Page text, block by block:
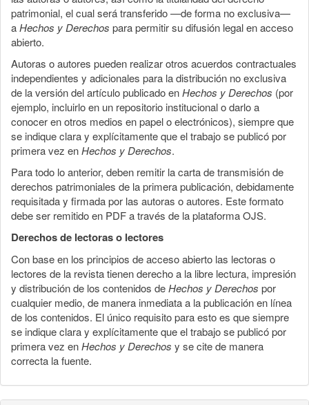
patrimonial, el cual será transferido —de forma no exclusiva—
aHechos y Derechos para permitir su difusión legal en acceso
abierto.
Autoras o autores pueden realizar otros acuerdos contractuales
independientes y adicionales para la distribución no exclusiva
de la versión del artículo publicado enHechos y Derechos (por
ejemplo, incluirlo en un repositorio institucional o darlo a
conocer en otros medios en papel o electrónicos), siempre que
se indique clara y explícitamente que el trabajo se publicó por
primera vez enHechos y Derechos.
Para todo lo anterior, deben remitir la carta de transmisión de
derechos patrimoniales de la primera publicación, debidamente
requisitada y firmada por las autoras o autores. Este formato
debe ser remitido en PDF a través de la plataforma OJS.
Derechos de lectoras o lectores
Con base en los principios de acceso abierto las lectoras o
lectores de la revista tienen derecho a la libre lectura, impresión
y distribución de los contenidos deHechos y Derechos por
cualquier medio, de manera inmediata a la publicación en línea
de los contenidos. El único requisito para esto es que siempre
se indique clara y explícitamente que el trabajo se publicó por
primera vez enHechos y Derechos y se cite de manera
correcta la fuente.